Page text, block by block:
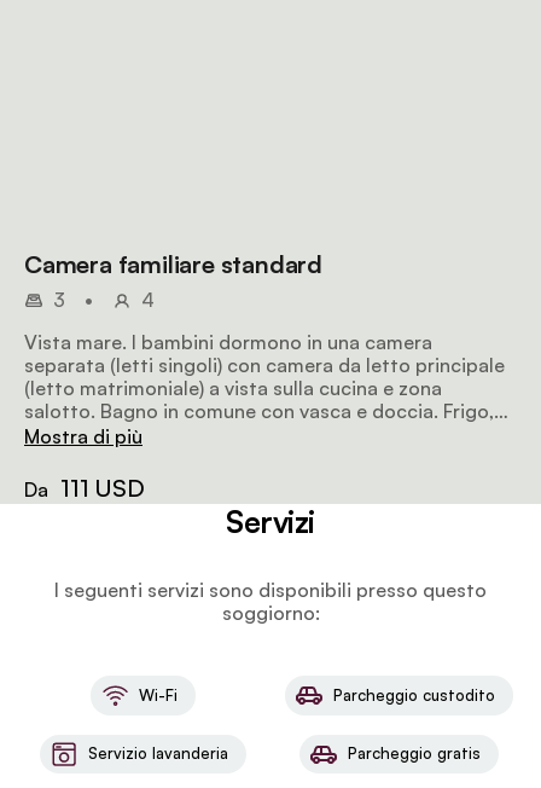
Camera familiare standard
3 •
4
Vista mare. I bambini dormono in una camera
separata (letti singoli) con camera da letto principale
(letto matrimoniale) a vista sulla cucina e zona
salotto. Bagno in comune con vasca e doccia. Frigo,
scrivania, riscaldamento, bollitore per tè e caffè,
cassaforte, Wi-Fi.
Mostra di più
Da 111 USD
Servizi
I seguenti servizi sono disponibili presso questo
soggiorno:
Wi-Fi Parcheggio custodito
Servizio lavanderia Parcheggio gratis